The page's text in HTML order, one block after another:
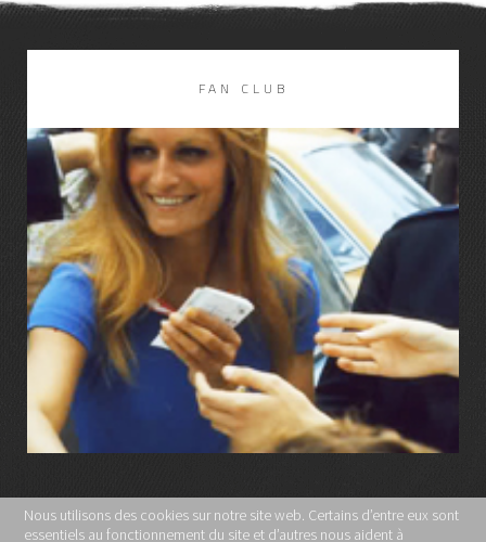
FAN CLUB
LIRE LA SUITE
Nous utilisons des cookies sur notre site web. Certains d’entre eux sont
essentiels au fonctionnement du site et d’autres nous aident à